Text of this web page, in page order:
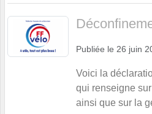
Publiée le 26 juin
Voici la
qui renseigne
ainsi que sur la